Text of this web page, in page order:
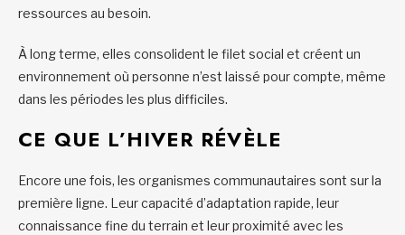
ressources au besoin.
À long terme, elles consolident le filet social et créent un
environnement où personne n’est laissé pour compte, même
dans les périodes les plus difficiles.
CE QUE L’HIVER RÉVÈLE
Encore une fois, les organismes communautaires sont sur la
première ligne. Leur capacité d’adaptation rapide, leur
connaissance fine du terrain et leur proximité avec les